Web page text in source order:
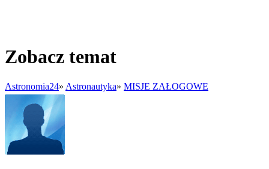
Zobacz temat
Astronomia24» Astronautyka» MISJE ZAŁOGOWE